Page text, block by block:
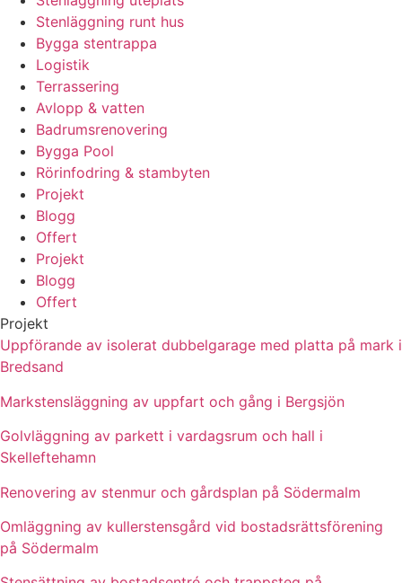
Stenläggning runt hus
Bygga stentrappa
Logistik
Terrassering
Avlopp & vatten
Badrumsrenovering
Bygga Pool
Rörinfodring & stambyten
Projekt
Blogg
Offert
Projekt
Blogg
Offert
Projekt
Uppförande av isolerat dubbelgarage med platta på mark i
Bredsand
Markstensläggning av uppfart och gång i Bergsjön
Golvläggning av parkett i vardagsrum och hall i
Skelleftehamn
Renovering av stenmur och gårdsplan på Södermalm
Omläggning av kullerstensgård vid bostadsrättsförening
på Södermalm